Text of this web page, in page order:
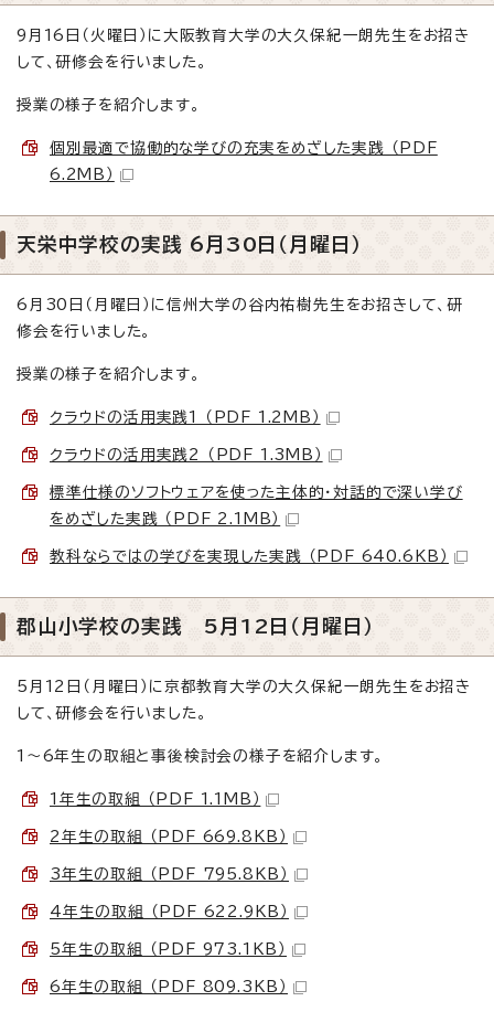
9月16日（火曜日）に大阪教育大学の大久保紀一朗先生をお招き
して、研修会を行いました。
授業の様子を紹介します。
個別最適で協働的な学びの充実をめざした実践 （PDF
6.2MB）
天栄中学校の実践 6月30日（月曜日）
6月30日（月曜日）に信州大学の谷内祐樹先生をお招きして、研
修会を行いました。
授業の様子を紹介します。
クラウドの活用実践1 （PDF 1.2MB）
クラウドの活用実践2 （PDF 1.3MB）
標準仕様のソフトウェアを使った主体的・対話的で深い学び
をめざした実践 （PDF 2.1MB）
教科ならではの学びを実現した実践 （PDF 640.6KB）
郡山小学校の実践 5月12日（月曜日）
5月12日（月曜日）に京都教育大学の大久保紀一朗先生をお招き
して、研修会を行いました。
1～6年生の取組と事後検討会の様子を紹介します。
1年生の取組 （PDF 1.1MB）
2年生の取組 （PDF 669.8KB）
3年生の取組 （PDF 795.8KB）
4年生の取組 （PDF 622.9KB）
5年生の取組 （PDF 973.1KB）
6年生の取組 （PDF 809.3KB）